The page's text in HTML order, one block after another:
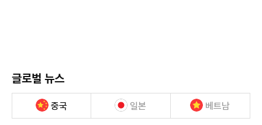
글로벌 뉴스
중국 일본 베트남